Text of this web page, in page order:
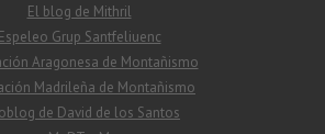
El blog de Mithril
Espeleo Grup Santfeliuenc
Aragonesa de Montañismo
Madrileña de Montañismo
de David de los Santos